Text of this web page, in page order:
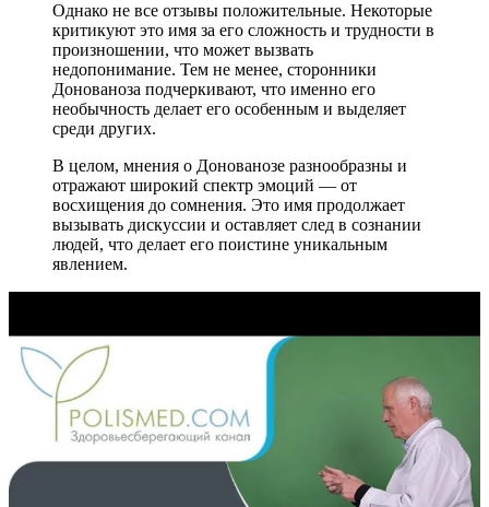
Однако не все отзывы положительные. Некоторые
критикуют это имя за его сложность и трудности в
произношении, что может вызвать
недопонимание. Тем не менее, сторонники
Донованоза подчеркивают, что именно его
необычность делает его особенным и выделяет
среди других.
В целом, мнения о Донованозе разнообразны и
отражают широкий спектр эмоций — от
восхищения до сомнения. Это имя продолжает
вызывать дискуссии и оставляет след в сознании
людей, что делает его поистине уникальным
явлением.